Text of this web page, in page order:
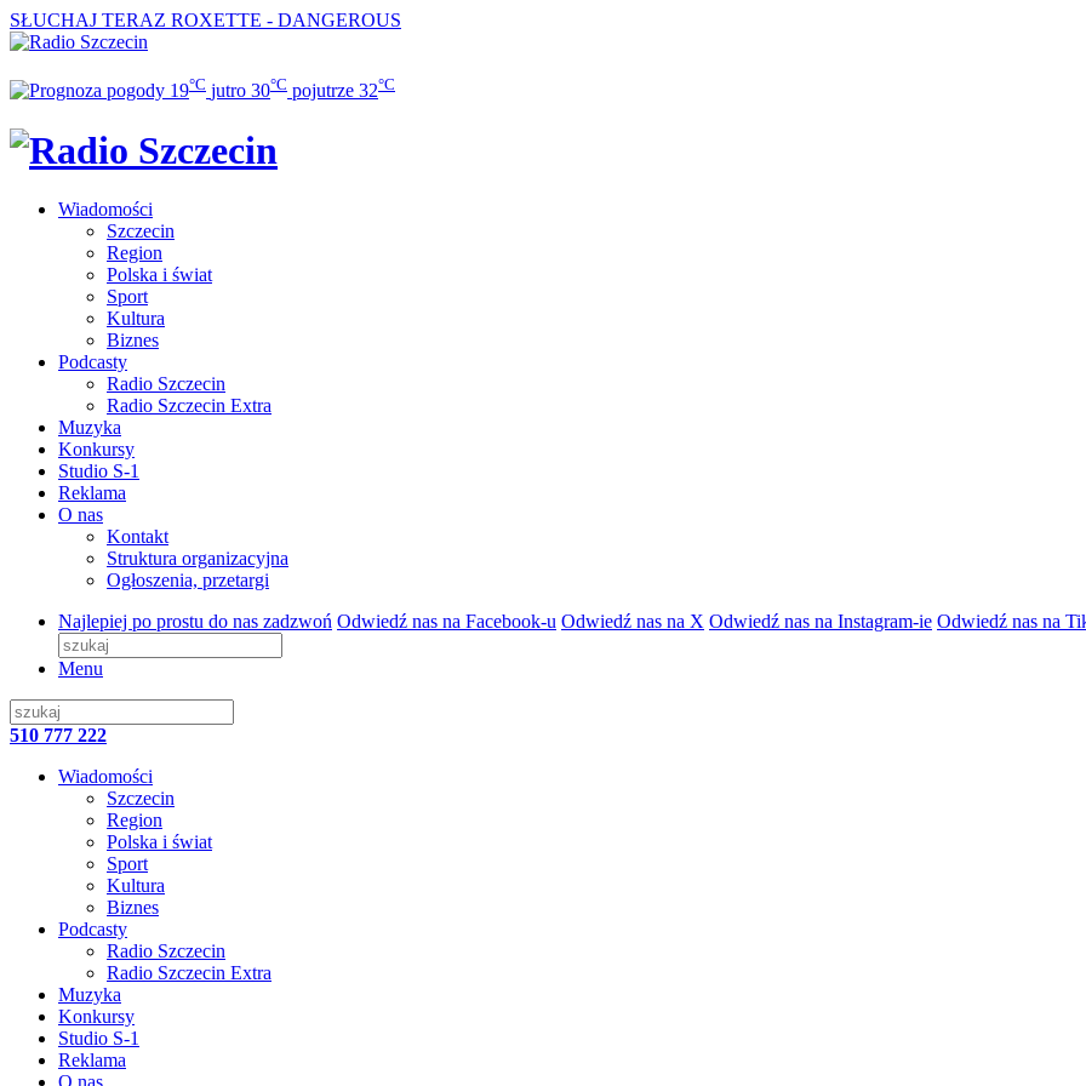
SŁUCHAJ TERAZ ROXETTE - DANGEROUS
19°C jutro 30°C pojutrze 32°C
Wiadomości
Szczecin
Region
Polska i świat
Sport
Kultura
Biznes
Podcasty
Radio Szczecin
Radio Szczecin Extra
Muzyka
Konkursy
Studio S-1
Reklama
O nas
Kontakt
Struktura organizacyjna
Ogłoszenia, przetargi
Najlepiej po prostu do nas zadzwoń Odwiedź nas na Facebook-u Odwiedź nas na X Odwiedź nas na Instagram-ie Odwiedź nas na
Menu
510 777 222
Wiadomości
Szczecin
Region
Polska i świat
Sport
Kultura
Biznes
Podcasty
Radio Szczecin
Radio Szczecin Extra
Muzyka
Konkursy
Studio S-1
Reklama